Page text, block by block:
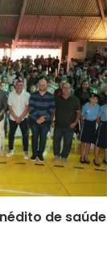
de saúde